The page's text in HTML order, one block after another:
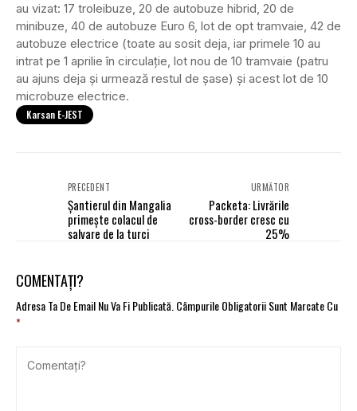
au vizat: 17 troleibuze, 20 de autobuze hibrid, 20 de
minibuze, 40 de autobuze Euro 6, lot de opt tramvaie, 42 de
autobuze electrice (toate au sosit deja, iar primele 10 au
intrat pe 1 aprilie în circulație, lot nou de 10 tramvaie (patru
au ajuns deja și urmează restul de șase) și acest lot de 10
microbuze electrice.
Karsan E-JEST
PRECEDENT
Șantierul din Mangalia
primește colacul de
salvare de la turci
URMĂTOR
Packeta: Livrările
cross-border cresc cu
25%
COMENTAȚI?
Adresa Ta De Email Nu Va Fi Publicată. Câmpurile Obligatorii Sunt Marcate Cu
*